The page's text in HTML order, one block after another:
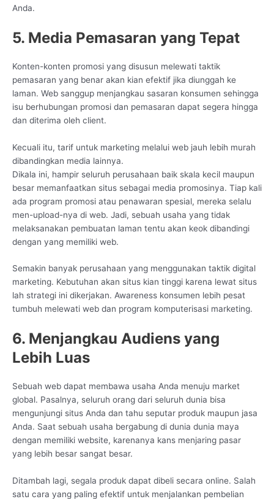
Anda.
5. Media Pemasaran yang Tepat
Konten-konten promosi yang disusun melewati taktik
pemasaran yang benar akan kian efektif jika diunggah ke
laman. Web sanggup menjangkau sasaran konsumen sehingga
isu berhubungan promosi dan pemasaran dapat segera hingga
dan diterima oleh client.
Kecuali itu, tarif untuk marketing melalui web jauh lebih murah
dibandingkan media lainnya.
Dikala ini, hampir seluruh perusahaan baik skala kecil maupun
besar memanfaatkan situs sebagai media promosinya. Tiap kali
ada program promosi atau penawaran spesial, mereka selalu
men-upload-nya di web. Jadi, sebuah usaha yang tidak
melaksanakan pembuatan laman tentu akan keok dibandingi
dengan yang memiliki web.
Semakin banyak perusahaan yang menggunakan taktik digital
marketing. Kebutuhan akan situs kian tinggi karena lewat situs
lah strategi ini dikerjakan. Awareness konsumen lebih pesat
tumbuh melewati web dan program komputerisasi marketing.
6. Menjangkau Audiens yang
Lebih Luas
Sebuah web dapat membawa usaha Anda menuju market
global. Pasalnya, seluruh orang dari seluruh dunia bisa
mengunjungi situs Anda dan tahu seputar produk maupun jasa
Anda. Saat sebuah usaha bergabung di dunia dunia maya
dengan memiliki website, karenanya kans menjaring pasar
yang lebih besar sangat besar.
Ditambah lagi, segala produk dapat dibeli secara online. Salah
satu cara yang paling efektif untuk menjalankan pembelian